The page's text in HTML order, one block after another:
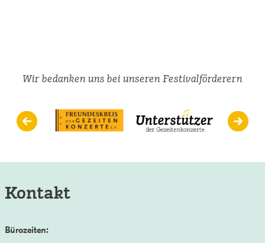
Wir bedanken uns bei unseren Festivalförderern
Kontakt
Bürozeiten: